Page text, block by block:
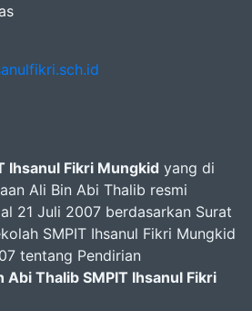
Ihsanul Fikri Mungkid yang di
Ali Bin Abi Thalib resmi
21 Juli 2007 berdasarkan Surat
SMPIT Ihsanul Fikri Mungkid
tentang Pendirian
Abi Thalib SMPIT Ihsanul Fikri